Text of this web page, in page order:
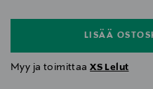
LISÄÄ
Myy ja toimittaaXS Lelut